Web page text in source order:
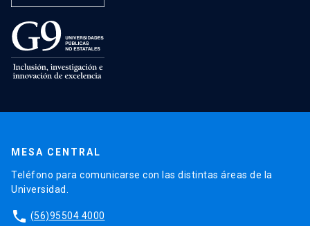
MESA CENTRAL
Teléfono para comunicarse con las distintas áreas de la
Universidad.
phone (56)95504 4000